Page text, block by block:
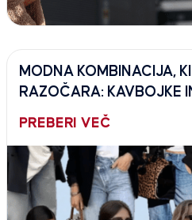
MODNA KOMBINACIJA,
RAZOČARA: KAVBOJKE
PREBERI VEČ